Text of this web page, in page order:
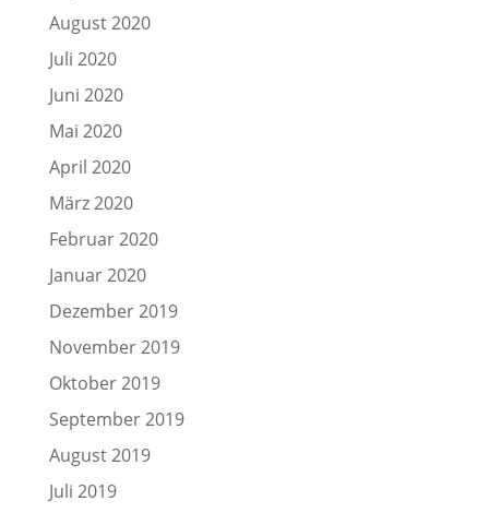
August 2020
Juli 2020
Juni 2020
Mai 2020
April 2020
März 2020
Februar 2020
Januar 2020
Dezember 2019
November 2019
Oktober 2019
September 2019
August 2019
Juli 2019